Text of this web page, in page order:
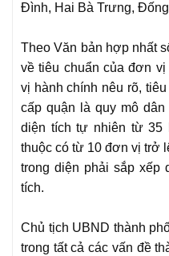
Đình, Hai Bà Trưng,
Theo Văn bản hợp nhất
về tiêu chuẩn của đơn
vị hành chính nêu rõ,
cấp quận là quy mô
diện tích tự nhiên từ 35
thuộc có từ 10 đơn vị trở
trong diện phải sắp xếp
tích.
Chủ tịch UBND thành
trong tất cả các vấn đề